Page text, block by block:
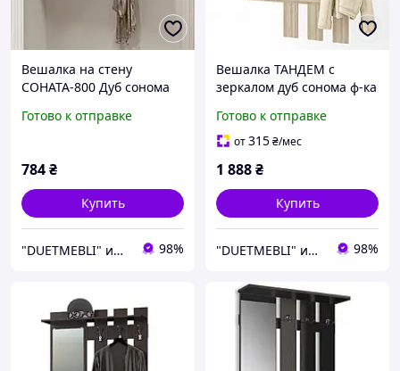
Вешалка на стену
СОНАТА-800 Дуб сонома
800*150*400h
Готово к отправке
784₴
Купить
"DUETMEBLI" интернет-магазин качественной мебели для дома и офиса 98%
Вешалка ТАНДЕМ с
зеркалом дуб сонома ф-ка
900*228*1110h
Готово к отправке
от315₴/мес
1 888₴
Купить
"DUETMEBLI" интернет-магазин качественной мебели для дома и офиса 98%